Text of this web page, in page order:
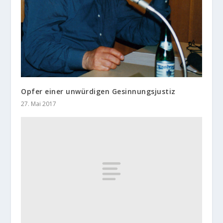
Opfer einer unwürdigen Gesinnungsjustiz
27. Mai 2017